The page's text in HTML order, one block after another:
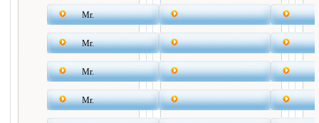
Mr.
Mr.
Mr.
Mr.